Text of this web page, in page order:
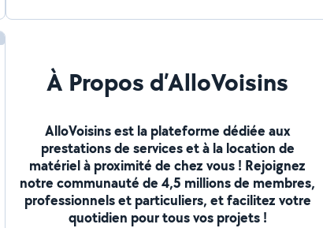
À Propos d’AlloVoisins
AlloVoisins est la plateforme dédiée aux
prestations de services et à la location de
matériel à proximité de chez vous ! Rejoignez
notre communauté de 4,5 millions de membres,
professionnels et particuliers, et facilitez votre
quotidien pour tous vos projets !